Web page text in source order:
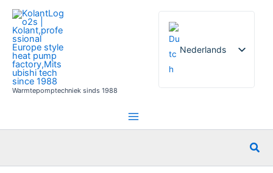
naar
inhoud
Warmtepomptechniek sinds 1988
Nederlands
English
German